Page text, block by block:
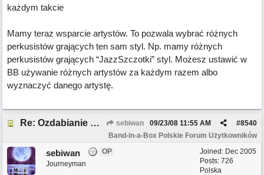
każdym takcie
Mamy teraz wsparcie artystów. To pozwala wybrać różnych
perkusistów grających ten sam styl. Np. mamy różnych
perkusistów grających “JazzSzczotki” styl. Możesz ustawić w
BB używanie różnych artystów za każdym razem albo
wyznaczyć danego artystę.
Re: Ozdabianie RealDrums sebiwan #8540
09/23/08 11:55 AM
Band-in-a-Box Polskie Forum Użytkowników
Joined: Dec 2005
Posts: 726
Polska
sebiwan
OP
Journeyman